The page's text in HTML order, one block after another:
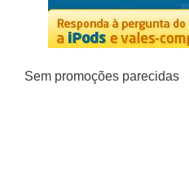
Sem promoções parecidas